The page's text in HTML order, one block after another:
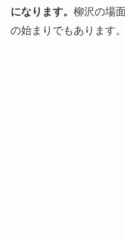
になります。 柳沢の場
の始まりでもあります。